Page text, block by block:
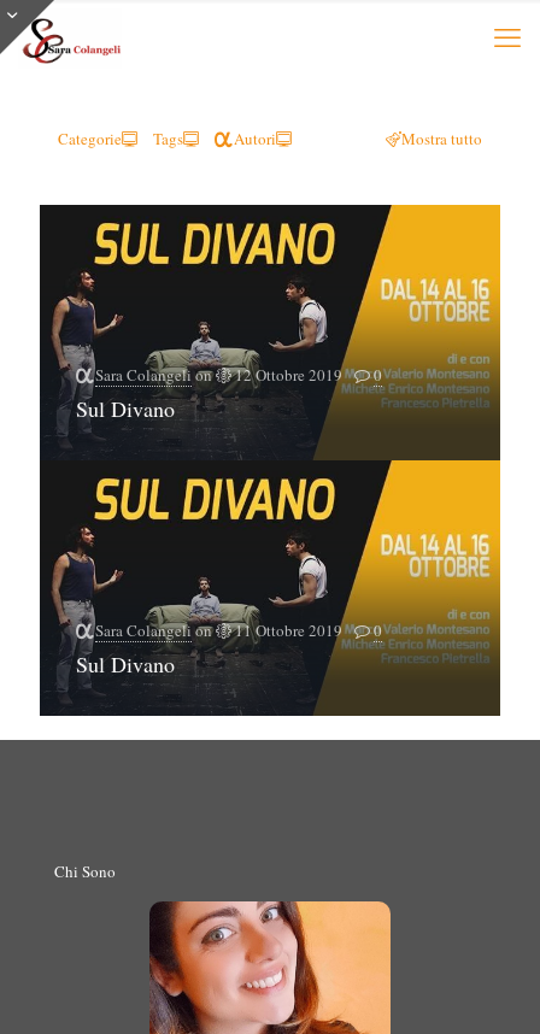
Categorie Tags Autori Mostra tutto
Sara Colangeli on 12 Ottobre 2019 0
Sul Divano
Sara Colangeli on 11 Ottobre 2019 0
Sul Divano
Chi Sono